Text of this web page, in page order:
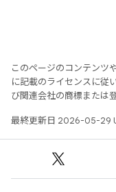
このページのコンテンツ
に記載のライセンスに従
び関連会社の商標または
最終更新日 2026-05-29